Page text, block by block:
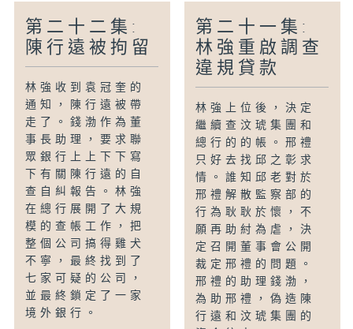
第二十二集:
陳行遠被拘留
林強收到袁冠奎的
通知，陳行遠被帶
走了。錢渤作為董
事長助理，要求聯
眾銀行上上下下寫
下有關陳行遠的自
查自糾報告。林強
在總行展開了大規
模的查帳工作，把
整個公司搞得雞犬
不寧，最終找到了
七家可疑的公司，
並最終鎖定了一家
境外銀行。
第二十一集:
林強重啟調查
違規貸款
林強上位後，決定
繼續查汶琥集團和
總行的的帳。邢禮
只好去找邱之彰求
情。誰知邱老對於
邢禮解散監察部的
行為耿耿於懷，不
願再助紂為虐，決
定召開董事會公開
裁定邢禮的問題。
邢禮的助理錢渤，
為助邢禮，偽造陳
行遠和汶琥集團的